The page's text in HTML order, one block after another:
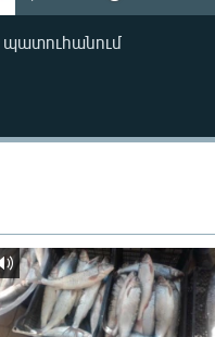
պատուհանում